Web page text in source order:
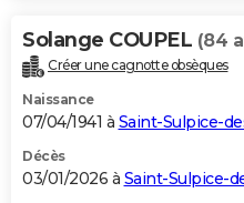
Solange COUPEL (84
Créer une cagnotte obsèques
Naissance
07/04/1941 à Saint-Sulpice-
Décès
03/01/2026 à Saint-Sulpice-